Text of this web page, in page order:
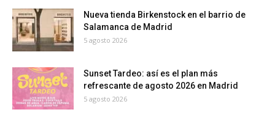
Nueva tienda Birkenstock en el barrio de
Salamanca de Madrid
5 agosto 2026
Sunset Tardeo: así es el plan más
refrescante de agosto 2026 en Madrid
5 agosto 2026